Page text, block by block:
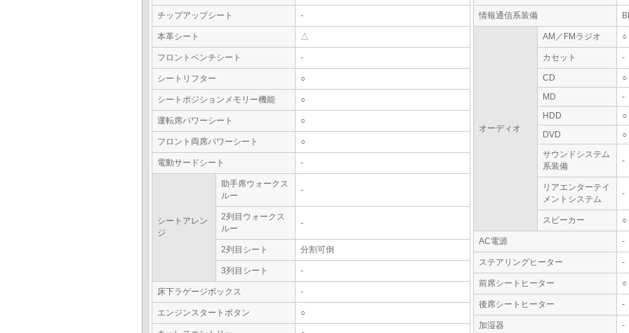
チップアップシート -
本革シート △
フロントベンチシート -
シートリフター ○
シートポジションメモリー機能 ○
運転席パワーシート ○
フロント両席パワーシート ○
電動サードシート -
シートアレン
ジ
助手席ウォークス
ルー
-
2列目ウォークス
ルー
-
2列目シート 分割可倒
3列目シート -
床下ラゲージボックス -
エンジンスタートボタン ○
情報通信系装備
オーディオ
AM／FMラジオ ○
カセット -
CD
○
MD
-
HDD
○
DVD
○
サウンドシステム
系装備
-
リアエンターテイ
メントシステム
-
スピーカー ○
AC電源 -
ステアリングヒーター -
前席シートヒーター ○
後席シートヒーター -
加湿器 -